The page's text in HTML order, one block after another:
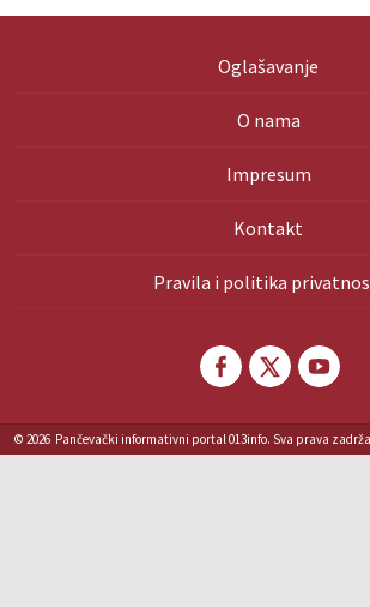
Oglašavanje
O nama
Impresum
Kontakt
Pravila i politika
© 2026 Pančevački informativni portal 013info. Sva prava